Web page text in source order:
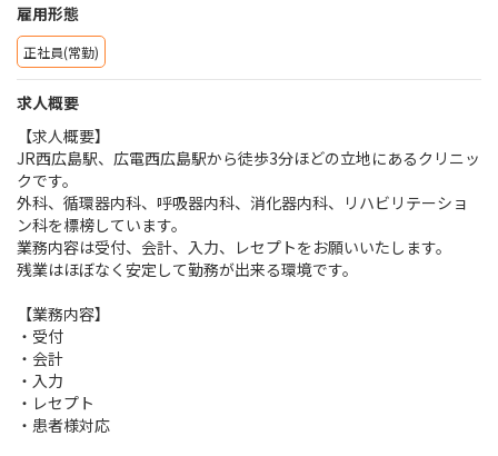
雇用形態
正社員(常勤)
求人概要
【求人概要】
JR西広島駅、広電西広島駅から徒歩3分ほどの立地にあるクリニッ
クです。
外科、循環器内科、呼吸器内科、消化器内科、リハビリテーショ
ン科を標榜しています。
業務内容は受付、会計、入力、レセプトをお願いいたします。
残業はほぼなく安定して勤務が出来る環境です。
【業務内容】
・受付
・会計
・入力
・レセプト
・患者様対応